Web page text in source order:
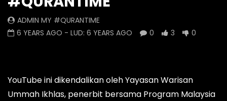
12 0
ADMIN MY #QURANTIME
6 YEARS AGO - LUD: 6 YEARS AGO 0 3 0
YouTube ini dikendalikan oleh Yayasan Warisan
Ummah Ikhlas, penerbit bersama Program Malaysia